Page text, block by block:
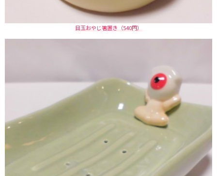
目玉おやじ箸置き（540円）